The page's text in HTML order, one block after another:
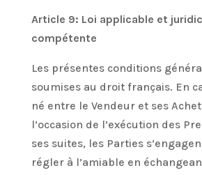
Article 9: Loi applicable et
compétente
Les présentes conditions
soumises au droit français. En
né entre le Vendeur et ses
l’occasion de l’exécution des
ses suites, les Parties
régler à l’amiable en